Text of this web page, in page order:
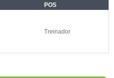
POS
Treinador